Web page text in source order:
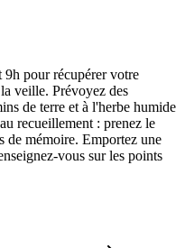
pour récupérer votre
veille. Prévoyez des
de terre et à l'herbe humide
recueillement : prenez le
de mémoire. Emportez une
vous sur les points